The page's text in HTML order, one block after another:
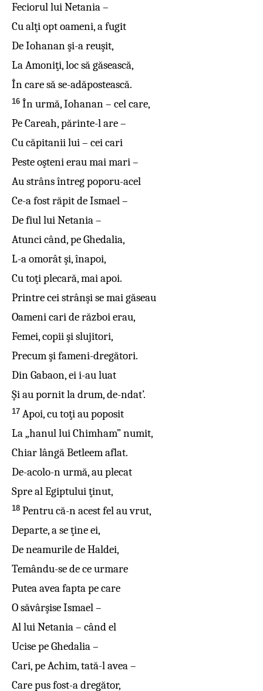
Feciorul lui Netania –
Cu alţi opt oameni, a fugit
De Iohanan şi-a reuşit,
La Amoniţi, loc să găsească,
În care să se-adăpostească.
16 În urmă, Iohanan – cel care,
Pe Careah, părinte-l are –
Cu căpitanii lui – cei cari
Peste oşteni erau mai mari –
Au strâns întreg poporu-acel
Ce-a fost răpit de Ismael –
De fiul lui Netania –
Atunci când, pe Ghedalia,
L-a omorât şi, înapoi,
Cu toţi plecară, mai apoi.
Printre cei strânşi se mai găseau
Oameni cari de război erau,
Femei, copii şi slujitori,
Precum şi fameni-dregători.
Din Gabaon, ei i-au luat
Şi au pornit la drum, de-ndat’.
17 Apoi, cu toţi au poposit
La „hanul lui Chimham” numit,
Chiar lângă Betleem aflat.
De-acolo-n urmă, au plecat
Spre al Egiptului ţinut,
18 Pentru că-n acest fel au vrut,
Departe, a se ţine ei,
De neamurile de Haldei,
Temându-se de ce urmare
Putea avea fapta pe care
O săvârşise Ismael –
Al lui Netania – când el
Ucise pe Ghedalia –
Cari, pe Achim, tată-l avea –
Care pus fost-a dregător,